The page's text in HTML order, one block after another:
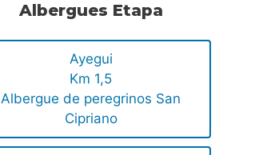
Albergues Etapa
Ayegui
Km 1,5
Albergue de peregrinos San
Cipriano